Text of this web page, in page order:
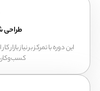
طراحی شده ویژه
با تمرکز بر نیاز بازار کار ایران
کسب‌و‌کارهای واقعی